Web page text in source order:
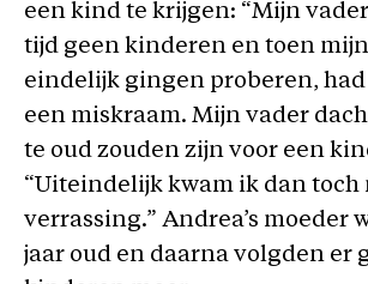
een kind te krijgen: “Mijn
tijd geen kinderen en toen
eindelijk gingen proberen,
een miskraam. Mijn vader
te oud zouden zijn voor een
“Uiteindelijk kwam ik dan toch
verrassing.” Andrea’s moeder
jaar oud en daarna volgden er